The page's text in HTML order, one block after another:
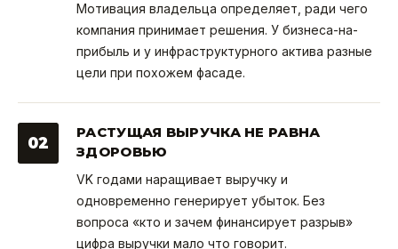
Мотивация владельца определяет, ради чего
компания принимает решения. У бизнеса-на-
прибыль и у инфраструктурного актива разные
цели при похожем фасаде.
02
РАСТУЩАЯ ВЫРУЧКА НЕ РАВНА
ЗДОРОВЬЮ
VK годами наращивает выручку и
одновременно генерирует убыток. Без
вопроса «кто и зачем финансирует разрыв»
цифра выручки мало что говорит.